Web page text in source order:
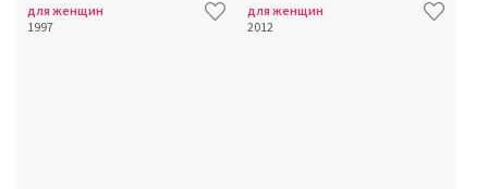
для женщин
1997
для женщин
2012